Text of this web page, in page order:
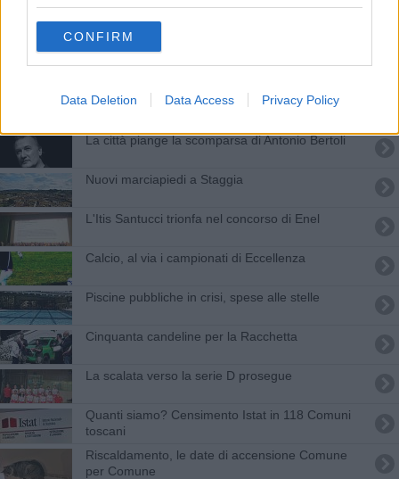
CONFIRM
Data Deletion Data Access Privacy Policy
Anci Toscana riparte da Sara Biagiotti
Meningite, il Comune promuove il vaccino
La città piange la scomparsa di Antonio Bertoli
Nuovi marciapiedi a Staggia
L'Itis Santucci trionfa nel concorso di Enel
Calcio, al via i campionati di Eccellenza
Piscine pubbliche in crisi, spese alle stelle
Cinquanta candeline per la Racchetta
La scalata verso la serie D prosegue
Quanti siamo? Censimento Istat in 118 Comuni
toscani
Riscaldamento, le date di accensione Comune
per Comune